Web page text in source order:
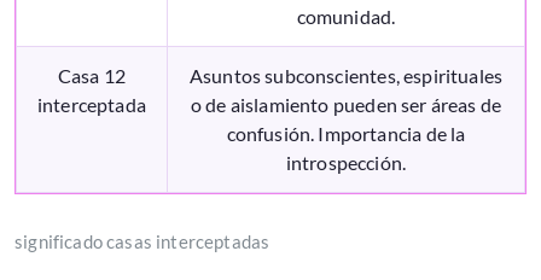
comunidad.
Casa 12
interceptada
Asuntos subconscientes, espirituales
o de aislamiento pueden ser áreas de
confusión. Importancia de la
introspección.
significado casas interceptadas